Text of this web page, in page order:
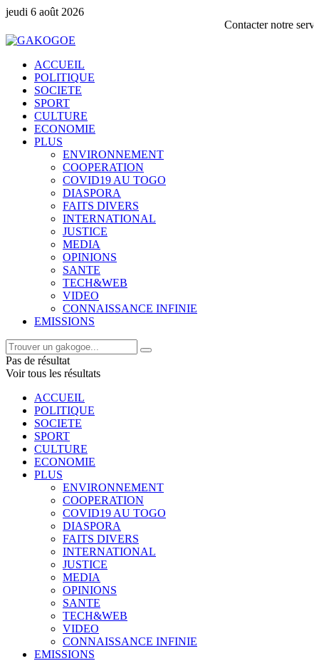
jeudi 6 août 2026
Contacter notre service
ACCUEIL
POLITIQUE
SOCIETE
SPORT
CULTURE
ECONOMIE
PLUS
ENVIRONNEMENT
COOPERATION
COVID19 AU TOGO
DIASPORA
FAITS DIVERS
INTERNATIONAL
JUSTICE
MEDIA
OPINIONS
SANTE
TECH&WEB
VIDEO
CONNAISSANCE INFINIE
EMISSIONS
Pas de résultat
Voir tous les résultats
ACCUEIL
POLITIQUE
SOCIETE
SPORT
CULTURE
ECONOMIE
PLUS
ENVIRONNEMENT
COOPERATION
COVID19 AU TOGO
DIASPORA
FAITS DIVERS
INTERNATIONAL
JUSTICE
MEDIA
OPINIONS
SANTE
TECH&WEB
VIDEO
CONNAISSANCE INFINIE
EMISSIONS